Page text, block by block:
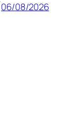
06/08/2026